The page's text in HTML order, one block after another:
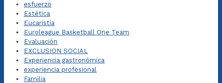
esfuerzo
Estética
Eucaristía
Euroleague Basketball One Team
Evaluación
EXCLUSION SOCIAL
Experiencia gastronómica
experiencia profesional
Familia